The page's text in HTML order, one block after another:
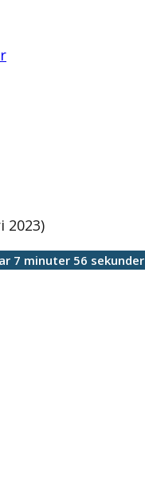
2023)
7 minuter 56 sekunder